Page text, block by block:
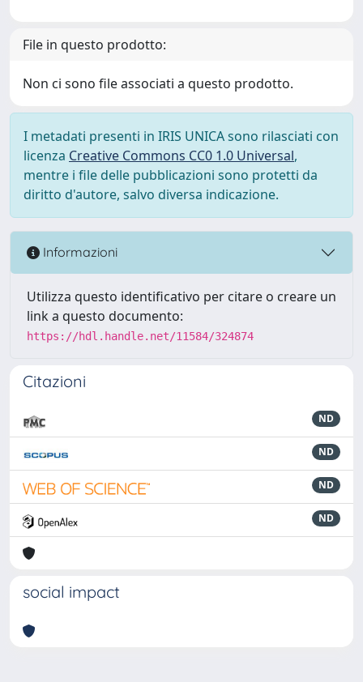
File in questo prodotto:
Non ci sono file associati a questo prodotto.
I metadati presenti in IRIS UNICA sono rilasciati con
licenza Creative Commons CC0 1.0 Universal,
mentre i file delle pubblicazioni sono protetti da
diritto d'autore, salvo diversa indicazione.
Informazioni
Utilizza questo identificativo per citare o creare un
link a questo documento:
https://hdl.handle.net/11584/324874
Citazioni
ND
ND
ND
ND
social impact